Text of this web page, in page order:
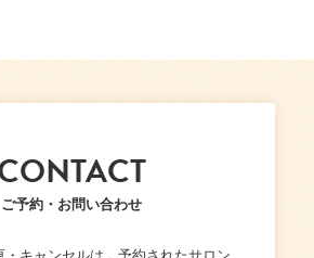
ご予約・お問い合わせ